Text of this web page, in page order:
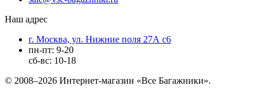
Наш адрес
г. Москва, ул. Нижние поля 27А с6
пн-пт: 9-20
сб-вс: 10-18
© 2008–2026 Интернет-магазин «Все Багажники».